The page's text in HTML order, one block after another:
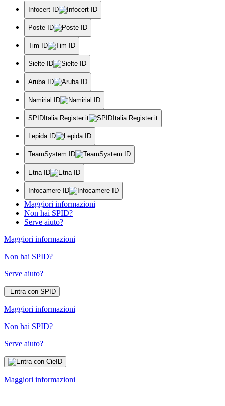
Infocert ID
Poste ID
Tim ID
Sielte ID
Aruba ID
Namirial ID
SPIDItalia Register.it
Lepida ID
TeamSystem ID
Etna ID
Infocamere ID
Maggiori informazioni
Non hai SPID?
Serve aiuto?
Maggiori informazioni
Non hai SPID?
Serve aiuto?
Entra con SPID
Maggiori informazioni
Non hai SPID?
Serve aiuto?
Maggiori informazioni